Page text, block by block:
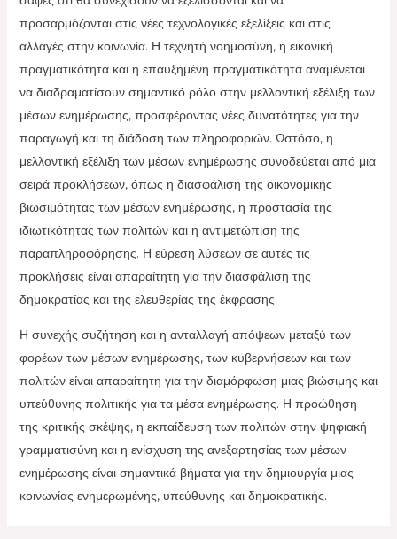
προσαρμόζονται στις νέες τεχνολογικές εξελίξεις και στις
αλλαγές στην κοινωνία. Η τεχνητή νοημοσύνη, η εικονική
πραγματικότητα και η επαυξημένη πραγματικότητα αναμένεται
να διαδραματίσουν σημαντικό ρόλο στην μελλοντική εξέλιξη των
μέσων ενημέρωσης, προσφέροντας νέες δυνατότητες για την
παραγωγή και τη διάδοση των πληροφοριών. Ωστόσο, η
μελλοντική εξέλιξη των μέσων ενημέρωσης συνοδεύεται από μια
σειρά προκλήσεων, όπως η διασφάλιση της οικονομικής
βιωσιμότητας των μέσων ενημέρωσης, η προστασία της
ιδιωτικότητας των πολιτών και η αντιμετώπιση της
παραπληροφόρησης. Η εύρεση λύσεων σε αυτές τις
προκλήσεις είναι απαραίτητη για την διασφάλιση της
δημοκρατίας και της ελευθερίας της έκφρασης.
Η συνεχής συζήτηση και η ανταλλαγή απόψεων μεταξύ των
φορέων των μέσων ενημέρωσης, των κυβερνήσεων και των
πολιτών είναι απαραίτητη για την διαμόρφωση μιας βιώσιμης και
υπεύθυνης πολιτικής για τα μέσα ενημέρωσης. Η προώθηση
της κριτικής σκέψης, η εκπαίδευση των πολιτών στην ψηφιακή
γραμματισύνη και η ενίσχυση της ανεξαρτησίας των μέσων
ενημέρωσης είναι σημαντικά βήματα για την δημιουργία μιας
κοινωνίας ενημερωμένης, υπεύθυνης και δημοκρατικής.